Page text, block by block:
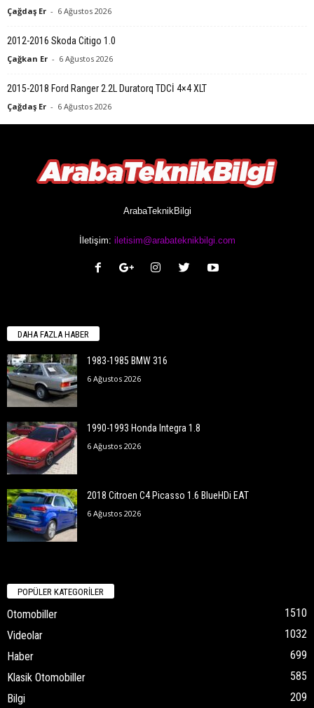
Çağdaş Er - 6 Ağustos 2026
2012-2016 Skoda Citigo 1.0
Çağkan Er - 6 Ağustos 2026
2015-2018 Ford Ranger 2.2L Duratorq TDCİ 4×4 XLT
Çağdaş Er - 6 Ağustos 2026
ArabaTeknikBilgi
İletişim: iletisim@arabateknikbilgi.com
DAHA FAZLA HABER
1983-1985 BMW 316
6 Ağustos 2026
1990-1993 Honda Integra 1.8
6 Ağustos 2026
2018 Citroen C4 Picasso 1.6 BlueHDi EAT
6 Ağustos 2026
POPÜLER KATEGORİLER
Otomobiller
1510
Videolar
1032
Haber
699
Klasik Otomobiller
585
Bilgi
209